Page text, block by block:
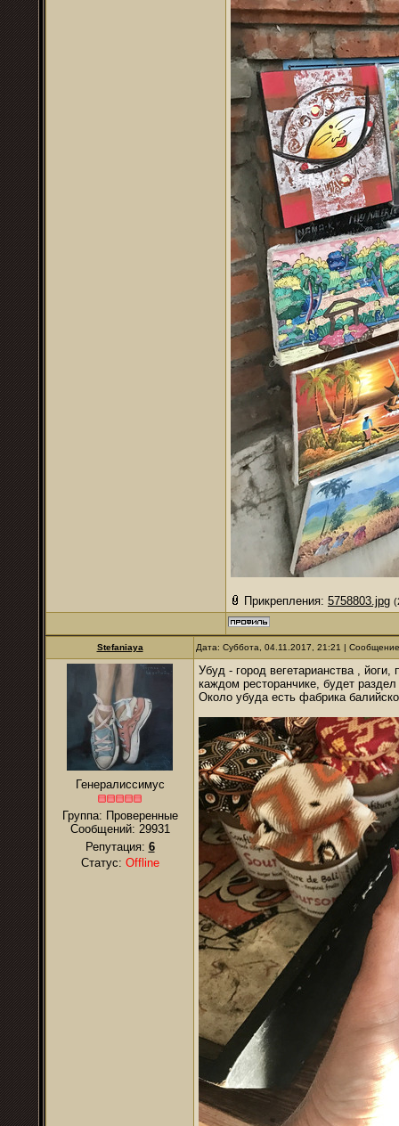
Прикрепления: 5758803.jpg
Stefaniaya Дата: Суббота, 04.11.2017, 21:21 |
Генералиссимус
Группа: Проверенные
Сообщений: 29931
Репутация: 6
Статус: Offline
Убуд - город вегетарианства ,
каждом ресторанчике, будет
Около убуда есть фабрика